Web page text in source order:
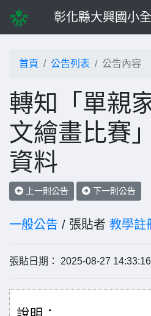
彰化縣大興國小
首頁 公告列表 公告內容
轉知「單親
文繪畫比賽
資料
上一則公告 下一則公告
一般公告 / 張貼者 教學註
張貼日期： 2025-08-27